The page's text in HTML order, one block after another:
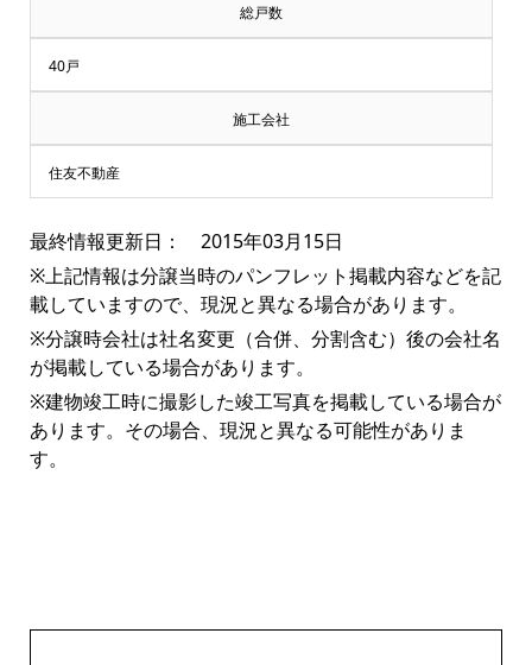
総戸数
40戸
施工会社
住友不動産
最終情報更新日： 2015年03月15日
※上記情報は分譲当時のパンフレット掲載内容などを記
載していますので、現況と異なる場合があります。
※分譲時会社は社名変更（合併、分割含む）後の会社名
が掲載している場合があります。
※建物竣工時に撮影した竣工写真を掲載している場合が
あります。その場合、現況と異なる可能性がありま
す。